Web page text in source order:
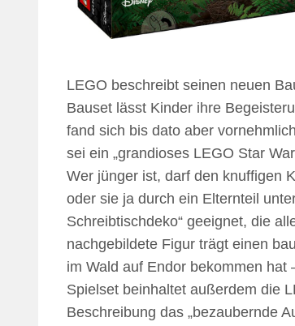
LEGO beschreibt seinen neuen
Bauset lässt Kinder ihre
fand sich bis dato aber
sei ein „grandioses LEGO Star
Wer jünger ist, darf den knuffigen
oder sie ja durch ein Elternteil
Schreibtischdeko“ geeignet, die
nachgebildete Figur trägt einen
im Wald auf Endor bekommen hat
Spielset beinhaltet außerdem die
Beschreibung das „bezaubernde